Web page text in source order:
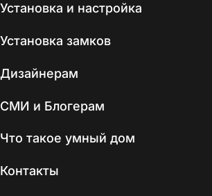
Установка и настройка
Установка замков
Дизайнерам
СМИ и Блогерам
Что такое умный дом
Контакты